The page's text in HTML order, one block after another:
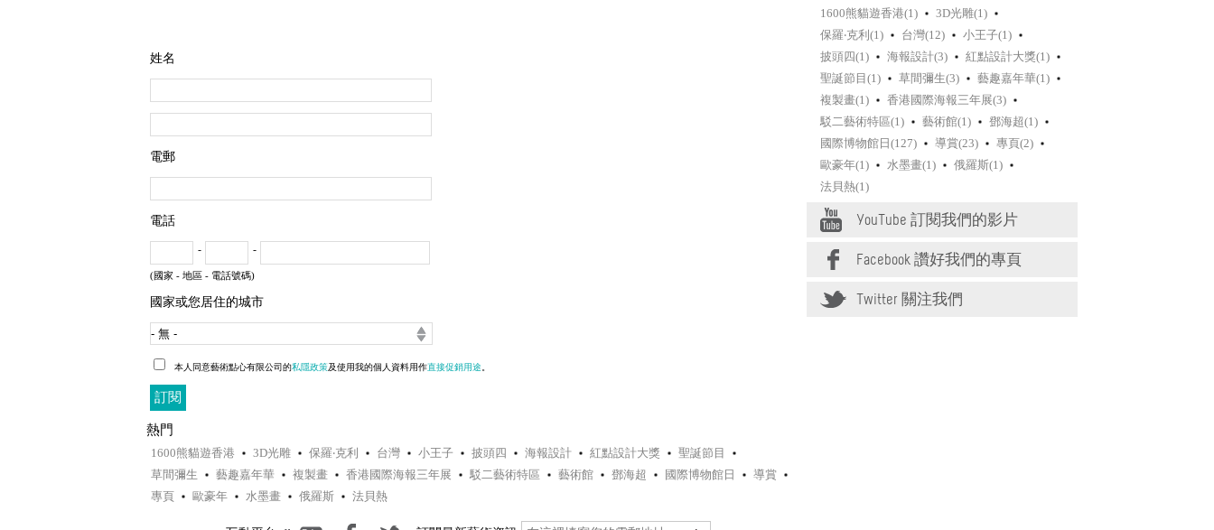
姓名
電郵
電話
- -
(國家 - 地區 - 電話號碼)
國家或您居住的城市
本人同意藝術點心有限公司的私隱政策及使用我的個人資料用作直接促銷用途
1600熊貓遊香港(1)
3D光雕(1)
保羅‧克利(1)
台灣(12)
小王子(1)
披頭四(1)
海報設計(3)
紅點設計大獎(1)
聖誕節目(1)
草間彌生(3)
藝趣嘉年華(1)
複製畫(1)
香港國際海報三年展(3)
駁二藝術特區(1)
藝術館(1)
鄧海超(1)
國際博物館日(127)
導賞(23)
專頁(2)
歐豪年(1)
水墨畫(1)
俄羅斯(1)
法貝熱(1)
YouTube 訂閱我們的影片
Facebook 讚好我們的專頁
Twitter 關注我們
熱門
1600熊貓遊香港 3D光雕 保羅‧克利 台灣 小王子 披頭四 海報設計 紅點設計大獎
聖誕節目
草間彌生
藝趣嘉年華 複製畫 香港國際海報三年展 駁二藝術特區 藝術館 鄧海超 國際博物館日
導賞
專頁
歐豪年 水墨畫 俄羅斯 法貝熱